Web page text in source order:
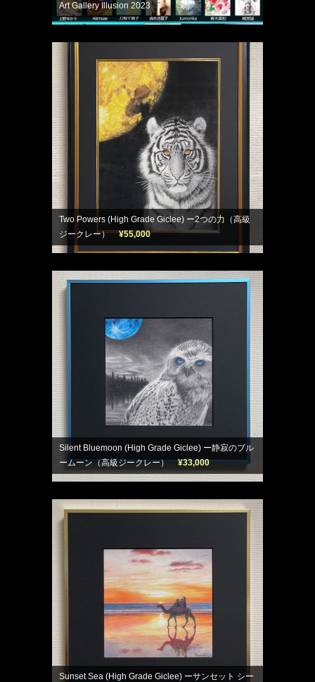
Art Gallery Illusion 2023
Two Powers (High Grade Giclee) ー2つの力（高級
ジークレー）
¥55,000
Silent Bluemoon (High Grade Giclee) ー静寂のブル
ームーン（高級ジークレー）
¥33,000
Sunset Sea (High Grade Giclee) ーサンセット シー